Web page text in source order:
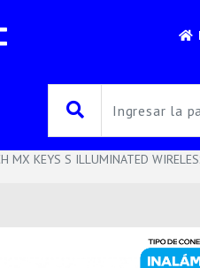
MX KEYS S ILLUMINATED